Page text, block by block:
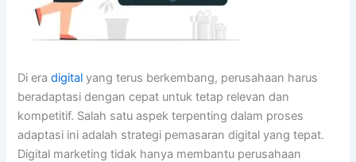
Di eradigital yang terus berkembang, perusahaan harus
beradaptasi dengan cepat untuk tetap relevan dan
kompetitif. Salah satu aspek terpenting dalam proses
adaptasi ini adalah strategi pemasaran digital yang tepat.
Digital marketing tidak hanya membantu perusahaan